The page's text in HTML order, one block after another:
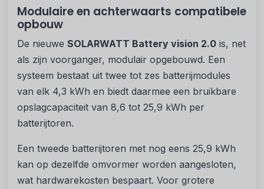
Modulaire en achterwaarts compatibele
opbouw
De nieuwe SOLARWATT Battery vision 2.0 is, net
als zijn voorganger, modulair opgebouwd. Een
systeem bestaat uit twee tot zes batterijmodules
van elk 4,3 kWh en biedt daarmee een bruikbare
opslagcapaciteit van 8,6 tot 25,9 kWh per
batterijtoren.
Een tweede batterijtoren met nog eens 25,9 kWh
kan op dezelfde omvormer worden aangesloten,
wat hardwarekosten bespaart. Voor grotere